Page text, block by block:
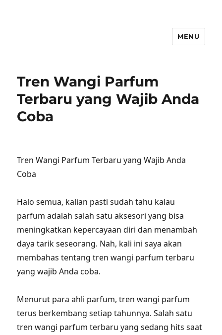
MENU
Tren Wangi Parfum
Terbaru yang Wajib Anda
Coba
Tren Wangi Parfum Terbaru yang Wajib Anda
Coba
Halo semua, kalian pasti sudah tahu kalau
parfum adalah salah satu aksesori yang bisa
meningkatkan kepercayaan diri dan menambah
daya tarik seseorang. Nah, kali ini saya akan
membahas tentang tren wangi parfum terbaru
yang wajib Anda coba.
Menurut para ahli parfum, tren wangi parfum
terus berkembang setiap tahunnya. Salah satu
tren wangi parfum terbaru yang sedang hits saat